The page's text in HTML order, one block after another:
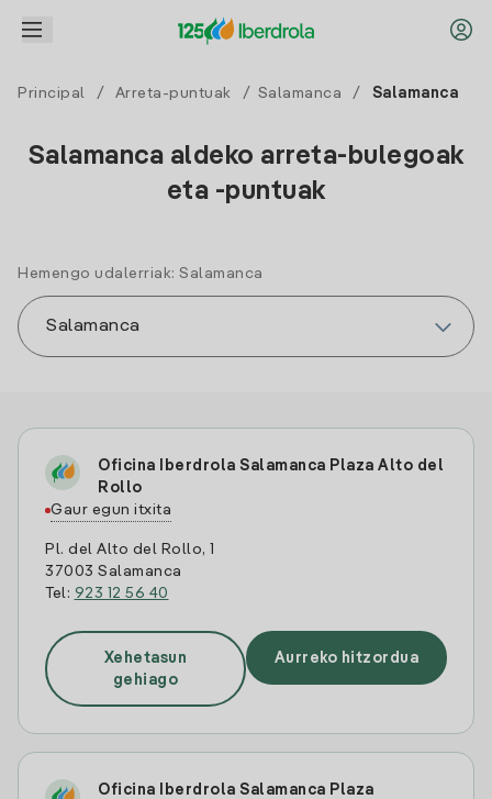
Principal / Arreta-puntuak / Salamanca / Salamanca
Salamanca aldeko arreta-bulegoak
eta -puntuak
Hemengo udalerriak: Salamanca
Oficina Iberdrola Salamanca Plaza Alto del
Rollo
Gaur egun itxita
Pl. del Alto del Rollo, 1
37003 Salamanca
Tel: 923 12 56 40
Xehetasun
gehiago
Aurreko hitzordua
Oficina Iberdrola Salamanca Plaza